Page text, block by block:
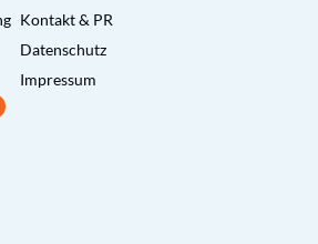
Kontakt & PR
Datenschutz
Impressum